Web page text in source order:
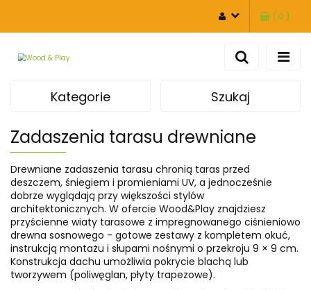
ZALOGUJ SIĘ
( 0 )
Kategorie Szukaj
Zadaszenia tarasu drewniane
Drewniane zadaszenia tarasu chronią taras przed
deszczem, śniegiem i promieniami UV, a jednocześnie
dobrze wyglądają przy większości stylów
architektonicznych. W ofercie Wood&Play znajdziesz
przyścienne wiaty tarasowe z impregnowanego ciśnieniowo
drewna sosnowego - gotowe zestawy z kompletem okuć,
instrukcją montażu i słupami nośnymi o przekroju 9 × 9 cm.
Konstrukcja dachu umożliwia pokrycie blachą lub
tworzywem (poliwęglan, płyty trapezowe).